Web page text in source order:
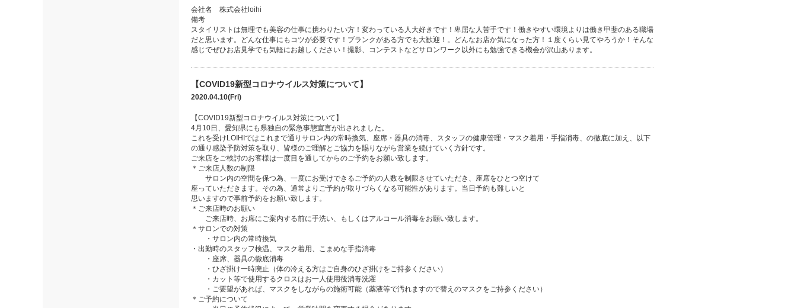
会社名 株式会社loihi
備考
スタイリストは無理でも美容の仕事に携わりたい方！変わっている人大好きです！卑屈な人苦手です！働きやすい環境よりは働き甲斐のある職場
だと思います。どんな仕事にもコツが必要です！ブランクがある方でも大歓迎！。どんなお店か気になった方！１度くらい見てやろうか！そんな
感じでぜひお店見学でも気軽にお越しください！撮影、コンテストなどサロンワーク以外にも勉強できる機会が沢山あります。
【COVID19新型コロナウイルス対策について】
2020.04.10(Fri)
【COVID19新型コロナウイルス対策について】
4月10日、愛知県にも県独自の緊急事態宣言が出されました。
これを受けLOIHIではこれまで通りサロン内の常時換気、座席・器具の消毒、スタッフの健康管理・マスク着用・手指消毒、の徹底に加え、以下
の通り感染予防対策を取り、皆様のご理解とご協力を賜りながら営業を続けていく方針です。
ご来店をご検討のお客様は一度目を通してからのご予約をお願い致します。
＊ご来店人数の制限
サロン内の空間を保つ為、一度にお受けできるご予約の人数を制限させていただき、座席をひとつ空けて
座っていただきます。その為、通常よりご予約が取りづらくなる可能性があります。当日予約も難しいと
思いますので事前予約をお願い致します。
＊ご来店時のお願い
ご来店時、お席にご案内する前に手洗い、もしくはアルコール消毒をお願い致します。
＊サロンでの対策
・サロン内の常時換気
・出勤時のスタッフ検温、マスク着用、こまめな手指消毒
・座席、器具の徹底消毒
・ひざ掛け一時廃止（体の冷える方はご自身のひざ掛けをご持参ください）
・カット等で使用するクロスはお一人使用後消毒洗濯
・ご要望があれば、マスクをしながらの施術可能（薬液等で汚れますので替えのマスクをご持参ください）
＊ご予約について